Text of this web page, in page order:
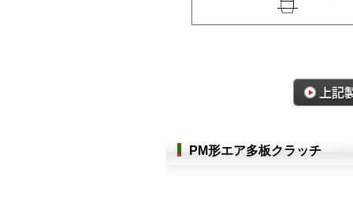
PM形エア多板クラッチ